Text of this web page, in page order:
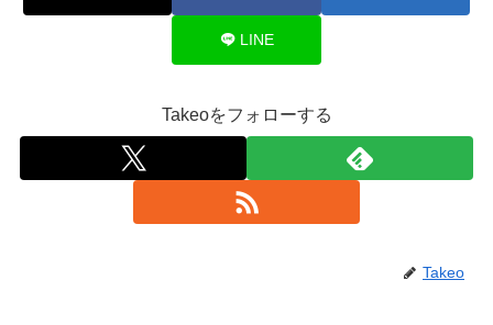
LINE
Takeoをフォローする
Takeo